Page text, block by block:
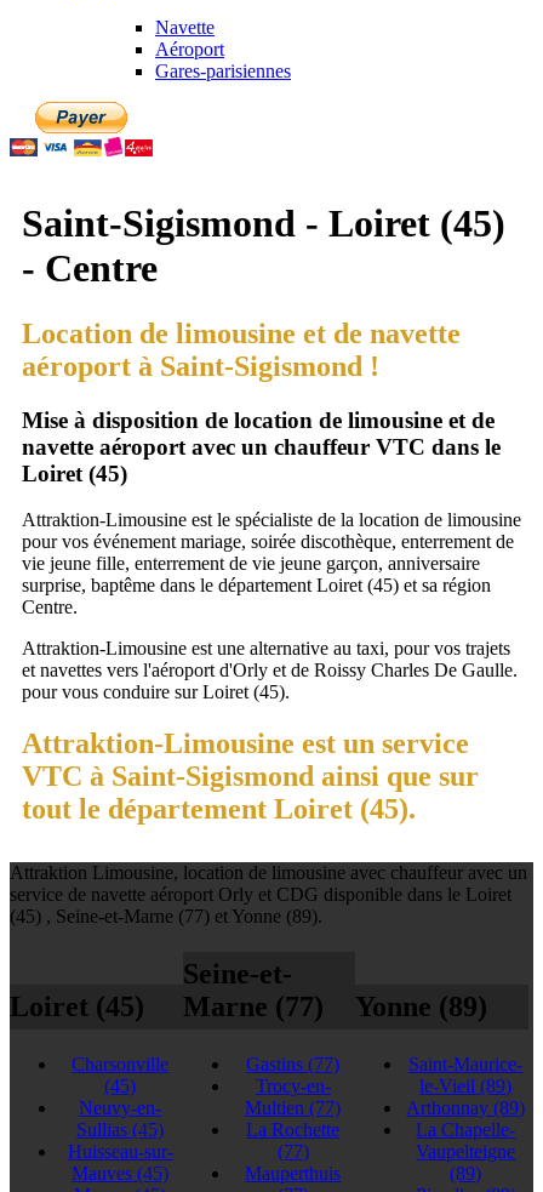
Navette
Aéroport
Gares-parisiennes
Saint-Sigismond - Loiret (45)
- Centre
Location de limousine et de navette
aéroport à Saint-Sigismond !
Mise à disposition de location de limousine et de
navette aéroport avec un chauffeur VTC dans le
Loiret (45)
Attraktion-Limousine est le spécialiste de la location de limousine
pour vos événement mariage, soirée discothèque, enterrement de
vie jeune fille, enterrement de vie jeune garçon, anniversaire
surprise, baptême dans le département Loiret (45) et sa région
Centre.
Attraktion-Limousine est une alternative au taxi, pour vos trajets
et navettes vers l'aéroport d'Orly et de Roissy Charles De Gaulle.
pour vous conduire sur Loiret (45).
Attraktion-Limousine est un service
VTC à Saint-Sigismond ainsi que sur
tout le département Loiret (45).
Attraktion Limousine, location de limousine avec chauffeur avec un
service de navette aéroport Orly et CDG disponible dans le Loiret
(45) , Seine-et-Marne (77) et Yonne (89).
Loiret (45)
Charsonville
(45)
Neuvy-en-
Sullias(45)
Huisseau-sur-
Mauves(45)
Seine-et-
Marne (77)
Gastins(77)
Trocy-en-
Multien(77)
La Rochette
(77)
Mauperthuis
Yonne (89)
Saint-Maurice-
le-Vieil(89)
Arthonnay(89)
La Chapelle-
Vaupelteigne
(89)